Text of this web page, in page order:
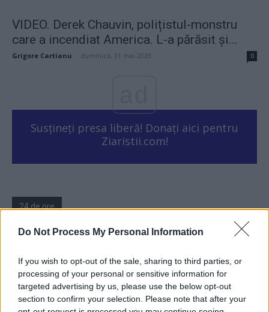
Do Not Process My Personal Information
If you wish to opt-out of the sale, sharing to third parties, or
processing of your personal or sensitive information for
targeted advertising by us, please use the below opt-out
section to confirm your selection. Please note that after your
VIDEO. Derek Chauvin, polițistul-monstru
care a incendiat America. L-a părăsit și...
Grigore Cartianu duminică, 31 mai 2020 0
Susțineți presa liberă! Donați aici pentru
Ziaristii.com!
24 de ore
08.47
Sabotaj grav al PNRR, de către tabăra anti-
06.44 De ce nu avem baterii
20.57 Ortodoxia nucleară a lui Kirill